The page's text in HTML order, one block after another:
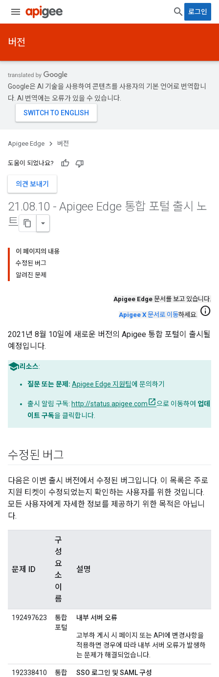
로그인
버전
Google은 AI 기술을 사용하여 콘텐츠를 사용자의 기본 언어로 번역합니
다. AI 번역에는 오류가 있을 수 있습니다.
Apigee Edge 버전
도움이 되었나요?
의견 보내기
21 .08.10 - Apigee Edge 통합 포털 출시 노
트
이 페이지의 내용
수정된 버그
알려진 문제
Apigee Edge 문서를 보고 있습니다.
Apigee X 문서로 이동하세요. info
2021년 8월 10일에 새로운 버전의 Apigee 통합 포털이 출시될
예정입니다.
리소스:
질문 또는 문제: Apigee Edge 지원팀에 문의하기
출시 알림 구독: http://status.apigee.com 으로 이동하여 업데
이트 구독을 클릭합니다.
수정된 버그
다음은 이번 출시 버전에서 수정된 버그입니다. 이 목록은 주로
지원 티켓이 수정되었는지 확인하는 사용자를 위한 것입니다.
모든 사용자에게 자세한 정보를 제공하기 위한 목적은 아닙니
다.
문제 ID
구
성
요
소
이
름
설명
192497623
통합
포털
내부 서버 오류
고부하 게시 시 페이지 또는 API에 변경사항을
적용하면 경우에 따라 내부 서버 오류가 발생하
는 문제가 해결되었습니다.
192338410
통합
SSO 로그인 및 SAML 구성